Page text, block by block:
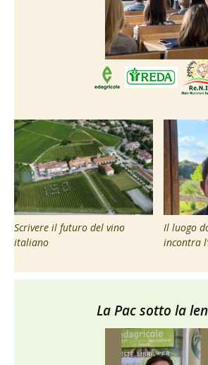
Scrivere il futuro del vino
italiano
Il luogo
incontra
La Pac sotto la